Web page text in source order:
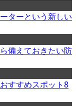
ターという新しい
備えておきたい防
すすめスポット8